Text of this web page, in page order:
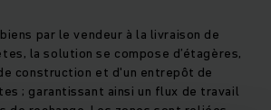
par le vendeur à la livraison de
la solution se compose d’étagères,
construction et d'un entrepôt de
; garantissant ainsi un flux de travail